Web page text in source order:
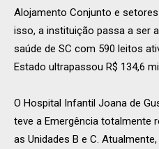
Alojamento Conjunto e
isso, a instituição passa a ser
saúde de SC com 590 leitos
Estado ultrapassou R$ 134,6
O Hospital Infantil Joana de
teve a Emergência totalmente
as Unidades B e C.